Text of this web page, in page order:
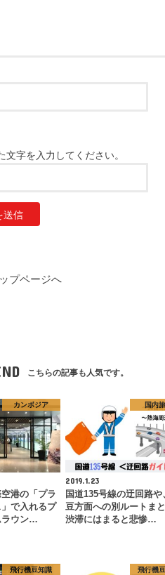
文字を入力してください。
プページへ
こちらの記事も人気です。
カンボジア
港の「プラ
で入れるプ
ラウン…
国内
2019.1.23
国道135号線の迂回路や
豆方面への別ルートま
渋滞にはまると悲惨…
飛行機豆知識 飛行機